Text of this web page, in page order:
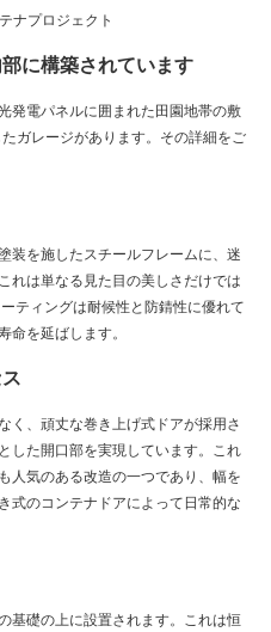
に構築されています
発電パネルに囲まれた田園地帯の敷
ガレージがあります。その詳細をご
装を施したスチールフレームに、迷
れは単なる見た目の美しさだけでは
ティングは耐候性と防錆性に優れて
命を延ばします。
く、頑丈な巻き上げ式ドアが採用さ
した開口部を実現しています。これ
人気のある改造の一つであり、幅を
式のコンテナドアによって日常的な
基礎の上に設置されます。これは恒